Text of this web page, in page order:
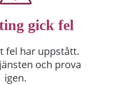
gick fel
fel har uppstått.
och prova
igen.